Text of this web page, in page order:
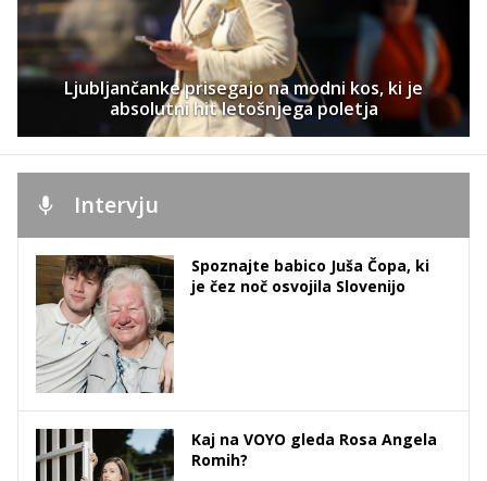
Ljubljančanke prisegajo na modni kos, ki je
absolutni hit letošnjega poletja
Intervju
Spoznajte babico Juša Čopa, ki
je čez noč osvojila Slovenijo
Kaj na VOYO gleda Rosa Angela
Romih?